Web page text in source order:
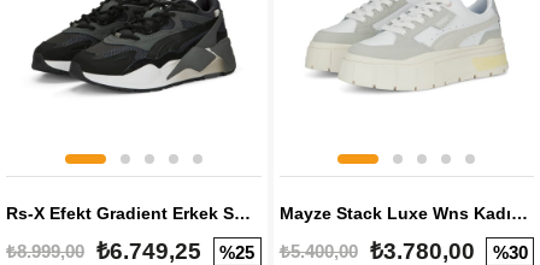
Rs-X Efekt Gradient Erkek Sneaker
₺8.999,00 ₺6.749,25 %25
Mayze Stack Luxe Wns Kadın Sneaker
₺5.400,00 ₺3.780,00 %30